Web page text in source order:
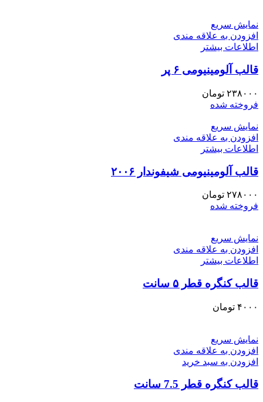
نمایش سریع
افزودن به علاقه مندی
اطلاعات بیشتر
قالب آلومینیومی ۶ پر
۲۳۸۰۰۰ تومان
فروخته شده
نمایش سریع
افزودن به علاقه مندی
اطلاعات بیشتر
قالب آلومینیومی شیفوندار ۲۰۰۶
۲۷۸۰۰۰ تومان
فروخته شده
نمایش سریع
افزودن به علاقه مندی
اطلاعات بیشتر
قالب کنگره قطر ۵ سانت
۴۰۰۰ تومان
نمایش سریع
افزودن به علاقه مندی
افزودن به سبد خرید
قالب کنگره قطر 7.5 سانت